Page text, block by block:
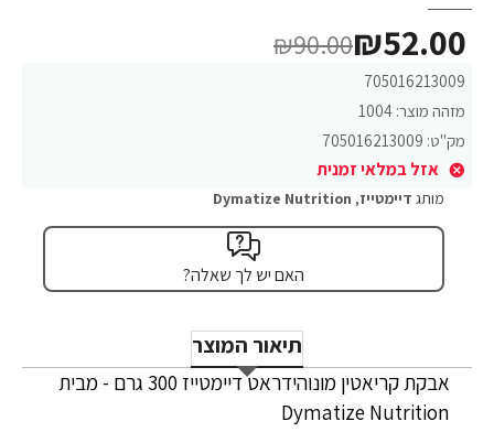
705016213009
מזהה מוצר: 1004
מק"ט: 705016213009
אזל במלאי זמנית
₪52.00
₪90.00
מותג דיימטייז,
Dymatize Nutrition
האם יש לך שאלה?
תיאור המוצר
אבקת קריאטין מונוהידראט דיימטייז 300 גרם - מבית
Dymatize Nutrition